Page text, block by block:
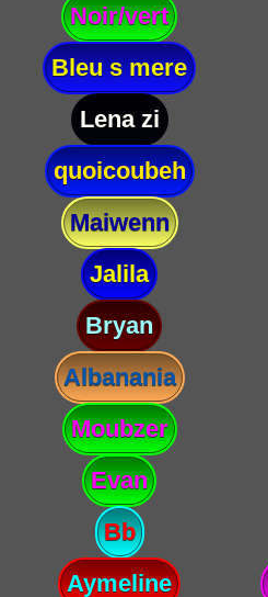
Noir/vert
Bleu s mere
Lena zi
quoicoubeh
Maiwenn
Jalila
Bryan
Albanania
Moubzer
Evan
Bb
Aymeline